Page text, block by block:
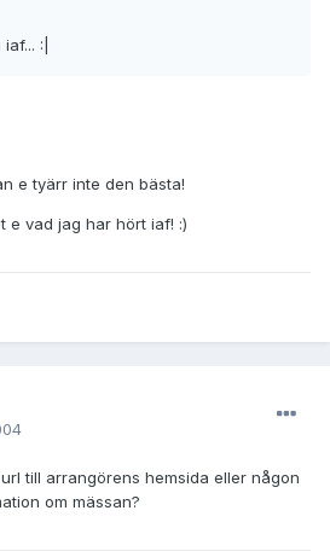
:|
e tyärr inte den bästa!
e vad jag har hört iaf! :)
till arrangörens hemsida eller någon
om mässan?